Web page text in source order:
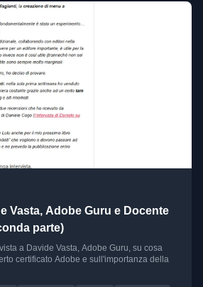
Vasta, Adobe Guru e Docente
parte)
a Davide Vasta, Adobe Guru, su cosa
certificato Adobe e sull'importanza della